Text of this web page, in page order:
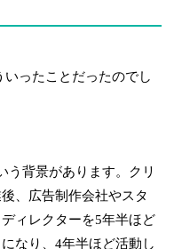
いったことだったのでし
う背景があります。クリ
、広告制作会社やスタ
ィレクターを5年半ほど
なり、4年半ほど活動し